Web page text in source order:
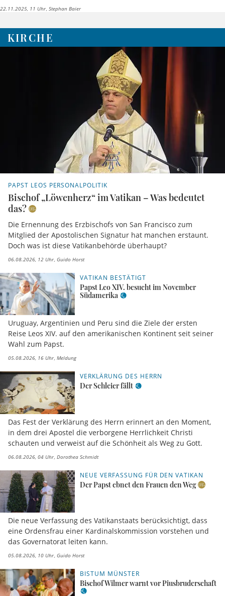
22.11.2025, 11 Uhr Stephan Baier
KIRCHE
PAPST LEOS PERSONALPOLITIK
Bischof „Löwenherz“ im Vatikan – Was bedeutet
das?
Die Ernennung des Erzbischofs von San Francisco zum
Mitglied der Apostolischen Signatur hat manchen erstaunt.
Doch was ist diese Vatikanbehörde überhaupt?
06.08.2026, 12 Uhr Guido Horst
VATIKAN BESTÄTIGT
Papst Leo XIV. besucht im November
Südamerika
Uruguay, Argentinien und Peru sind die Ziele der ersten
Reise Leos XIV. auf den amerikanischen Kontinent seit seiner
Wahl zum Papst.
05.08.2026, 16 Uhr Meldung
VERKLÄRUNG DES HERRN
Der Schleier fällt
Das Fest der Verklärung des Herrn erinnert an den Moment,
in dem drei Apostel die verborgene Herrlichkeit Christi
schauten und verweist auf die Schönheit als Weg zu Gott.
06.08.2026, 04 Uhr Dorothea Schmidt
NEUE VERFASSUNG FÜR DEN VATIKAN
Der Papst ebnet den Frauen den Weg
Die neue Verfassung des Vatikanstaats berücksichtigt, dass
eine Ordensfrau einer Kardinalskommission vorstehen und
das Governatorat leiten kann.
05.08.2026, 10 Uhr Guido Horst
BISTUM MÜNSTER
Bischof Wilmer warnt vor Piusbruderschaft